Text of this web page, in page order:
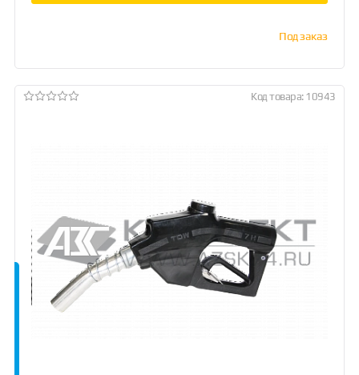
Под заказ
Код товара: 10943